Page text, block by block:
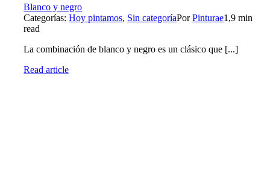
Blanco y negro
Categorías:Hoy pintamos, Sin categoríaPorPinturae1,9 min
read
La combinación de blanco y negro es un clásico que [...]
Read article